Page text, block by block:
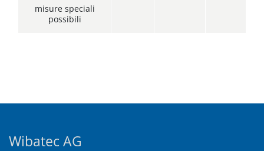
misure speciali
possibili
Wibatec AG